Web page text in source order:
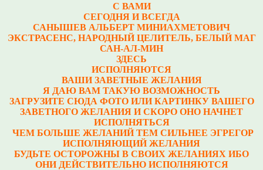
С ВАМИ
СЕГОДНЯ И ВСЕГДА
САНЫШЕВ АЛЬБЕРТ МИНИАХМЕТОВИЧ
ЭКСТРАСЕНС, НАРОДНЫЙ ЦЕЛИТЕЛЬ, БЕЛЫЙ МАГ
САН-АЛ-МИН
ЗДЕСЬ
ИСПОЛНЯЮТСЯ
ВАШИ ЗАВЕТНЫЕ ЖЕЛАНИЯ
Я ДАЮ ВАМ ТАКУЮ ВОЗМОЖНОСТЬ
ЗАГРУЗИТЕ СЮДА ФОТО ИЛИ КАРТИНКУ ВАШЕГО
ЗАВЕТНОГО ЖЕЛАНИЯ И СКОРО ОНО НАЧНЕТ
ИСПОЛНЯТЬСЯ
ЧЕМ БОЛЬШЕ ЖЕЛАНИЙ ТЕМ СИЛЬНЕЕ ЭГРЕГОР
ИСПОЛНЯЮЩИЙ ЖЕЛАНИЯ
БУДЬТЕ ОСТОРОЖНЫ В СВОИХ ЖЕЛАНИЯХ ИБО
ОНИ ДЕЙСТВИТЕЛЬНО ИСПОЛНЯЮТСЯ